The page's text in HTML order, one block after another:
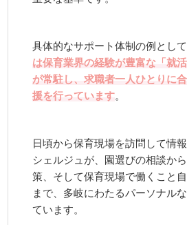
具体的なサポート体制の例として
は保育業界の経験が豊富な「就
が常駐し、求職者一人ひとりに
援を行っています。
日頃から保育現場を訪問して情
シェルジュが、園選びの相談か
策、そして保育現場で働くこと
まで、多岐にわたるパーソナル
ています。